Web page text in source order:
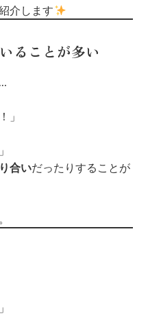
介します
ることが多い
」
合いだったりすることが